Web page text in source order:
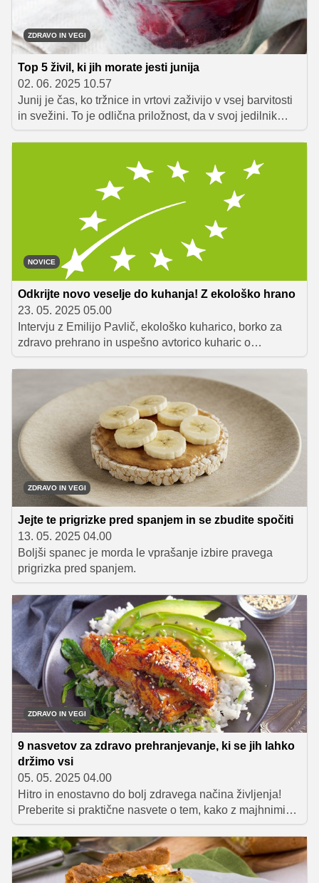
ZDRAVO IN VEGI
Top 5 živil, ki jih morate jesti junija
02. 06. 2025 10.57
Junij je čas, ko tržnice in vrtovi zaživijo v vsej barvitosti
in svežini. To je odlična priložnost, da v svoj jedilnik
vključimo sezonska živila, ki niso le okusna, ampak tudi
živil, ki jih je pametno uživati prav v tem času – in nekaj
idej, kako jih vključiti v vsakodnevne obroke.
NOVICE
Odkrijte novo veselje do kuhanja! Z ekološko hrano
23. 05. 2025 05.00
Intervju z Emilijo Pavlič, ekološko kuharico, borko za
zdravo prehrano in uspešno avtorico kuharic o
uravnoteženi prehrani.
ZDRAVO IN VEGI
Jejte te prigrizke pred spanjem in se zbudite spočiti
13. 05. 2025 04.00
Boljši spanec je morda le vprašanje izbire pravega
prigrizka pred spanjem.
ZDRAVO IN VEGI
9 nasvetov za zdravo prehranjevanje, ki se jih lahko
držimo vsi
05. 05. 2025 04.00
Hitro in enostavno do bolj zdravega načina življenja!
Preberite si praktične nasvete o tem, kako z majhnimi
spremembami v prehrani doseči velike rezultate.
Odkrijte nove navade za zdravo življenje.